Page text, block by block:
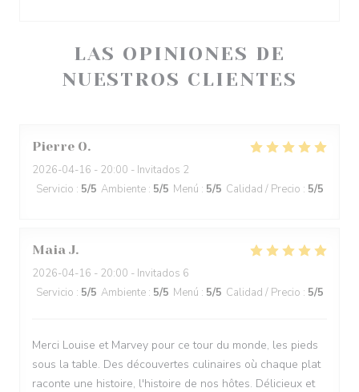
LAS OPINIONES DE
NUESTROS CLIENTES
Pierre O
2026-04-16 - 20:00 - Invitados 2
Servicio : 5/5 Ambiente : 5/5 Menú : 5/5 Calidad / Precio : 5/5
Maia J
2026-04-16 - 20:00 - Invitados 6
Servicio : 5/5 Ambiente : 5/5 Menú : 5/5 Calidad / Precio : 5/5
Merci Louise et Marvey pour ce tour du monde, les pieds
sous la table. Des découvertes culinaires où chaque plat
raconte une histoire, l'histoire de nos hôtes. Délicieux et